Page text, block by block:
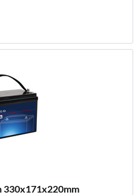
330x171x220mm